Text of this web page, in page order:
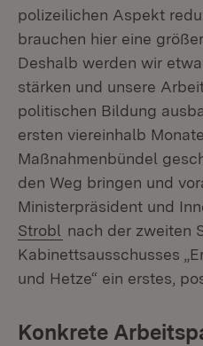
polizeilichen Aspekt
brauchen hier eine
Deshalb werden wir
stärken und unsere
politischen Bildung
ersten viereinhalb
Maßnahmenbündel
den Weg bringen und
Ministerpräsident und
Strobl nach der zweiten
Kabinettsausschusses
und Hetze“ ein erstes,
Konkrete